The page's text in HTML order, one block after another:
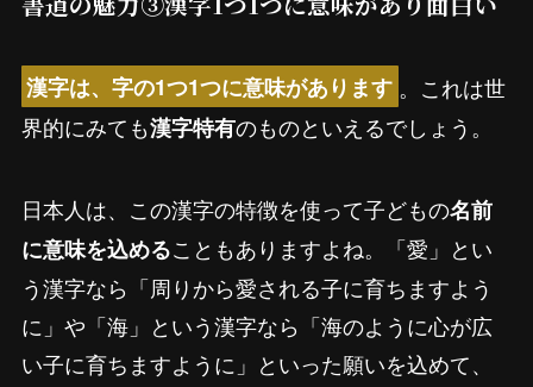
漢字は、字の1つ1つに意味があります 。これは世
界的にみても漢字特有のものといえるでしょう。
日本人は、この漢字の特徴を使って子どもの名前
に意味を込めることもありますよね。「愛」とい
う漢字なら「周りから愛される子に育ちますよう
に」や「海」という漢字なら「海のように心が広
い子に育ちますように」といった願いを込めて、